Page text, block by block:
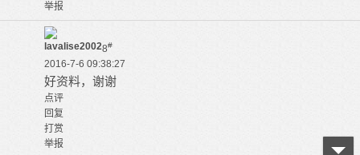
举报
lavalise20028#
2016-7-6 09:38:27
好资料，谢谢
点评
回复
打赏
举报